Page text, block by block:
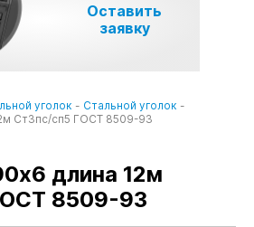
Оставить
заявку
уголок - Стальной уголок -
Ст3пс/сп5 ГОСТ 8509-93
длина 12м
8509-93